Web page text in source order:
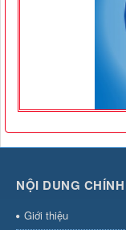
NỘI DUNG CHÍNH
Giới thiệu